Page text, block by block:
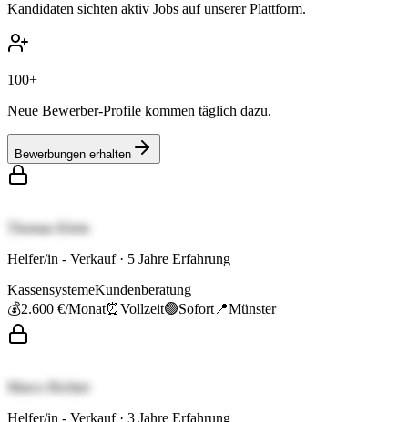
Kandidaten sichten aktiv Jobs auf unserer Plattform.
100+
Neue Bewerber-Profile kommen täglich dazu.
Bewerbungen erhalten
Thomas Klein
Helfer/in - Verkauf· 5 Jahre Erfahrung
KassensystemeKundenberatung
💰2.600 €/Monat⏰Vollzeit🟢Sofort 📍Münster
Marco Richter
Helfer/in - Verkauf· 3 Jahre Erfahrung